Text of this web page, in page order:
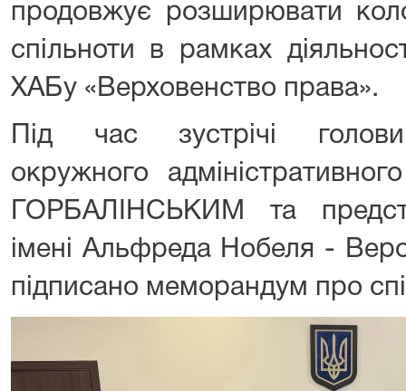
продовжує розширювати
спільноти в рамках
ХАБу «Верховенство права».
Під час зустрічі голови
окружного
ГОРБАЛІНСЬКИМ та
імені Альфреда Нобеля -
підписано меморандум про